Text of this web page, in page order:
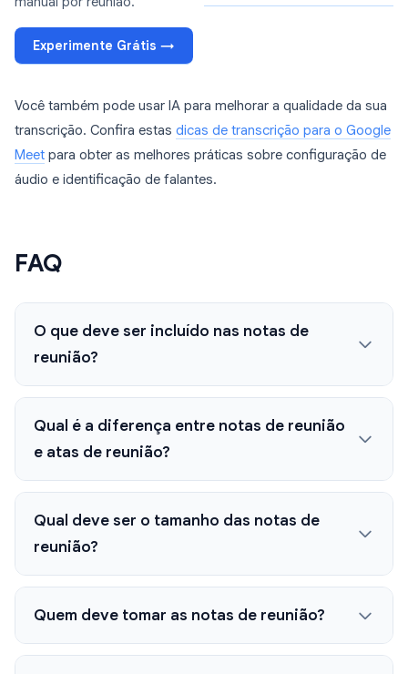
Experimente Grátis →
Você também pode usar IA para melhorar a qualidade da sua
transcrição. Confira estas dicas de transcrição para o Google
Meet para obter as melhores práticas sobre configuração de
áudio e identificação de falantes.
FAQ
O que deve ser incluído nas notas de
reunião?
Qual é a diferença entre notas de reunião
e atas de reunião?
Qual deve ser o tamanho das notas de
reunião?
Quem deve tomar as notas de reunião?